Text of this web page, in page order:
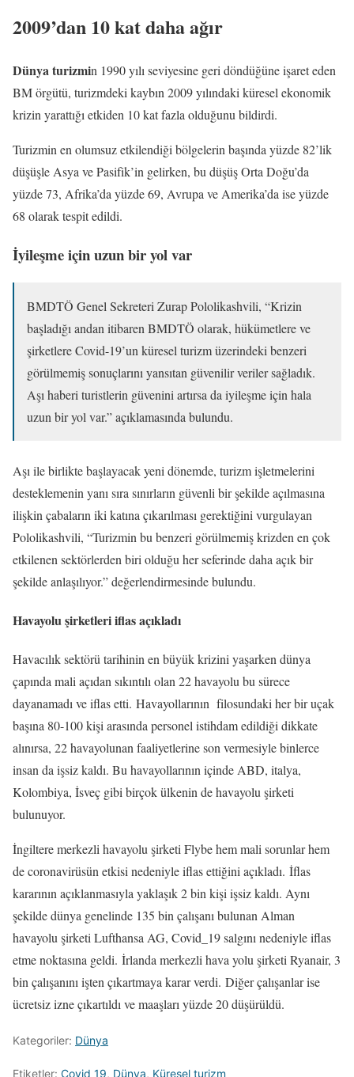
2009’dan 10 kat daha ağır
Dünya turizmin 1990 yılı seviyesine geri döndüğüne işaret eden
BM örgütü, turizmdeki kaybın 2009 yılındaki küresel ekonomik
krizin yarattığı etkiden 10 kat fazla olduğunu bildirdi.
Turizmin en olumsuz etkilendiği bölgelerin başında yüzde 82’lik
düşüşle Asya ve Pasifik’in gelirken, bu düşüş Orta Doğu’da
yüzde 73, Afrika’da yüzde 69, Avrupa ve Amerika’da ise yüzde
68 olarak tespit edildi.
İyileşme için uzun bir yol var
BMDTÖ Genel Sekreteri Zurap Pololikashvili, “Krizin
başladığı andan itibaren BMDTÖ olarak, hükümetlere ve
şirketlere Covid-19’un küresel turizm üzerindeki benzeri
görülmemiş sonuçlarını yansıtan güvenilir veriler sağladık.
Aşı haberi turistlerin güvenini artırsa da iyileşme için hala
uzun bir yol var.” açıklamasında bulundu.
Aşı ile birlikte başlayacak yeni dönemde, turizm işletmelerini
desteklemenin yanı sıra sınırların güvenli bir şekilde açılmasına
ilişkin çabaların iki katına çıkarılması gerektiğini vurgulayan
Pololikashvili, “Turizmin bu benzeri görülmemiş krizden en çok
etkilenen sektörlerden biri olduğu her seferinde daha açık bir
şekilde anlaşılıyor.” değerlendirmesinde bulundu.
Havayolu şirketleri iflas açıkladı
Havacılık sektörü tarihinin en büyük krizini yaşarken dünya
çapında mali açıdan sıkıntılı olan 22 havayolu bu sürece
dayanamadı ve iflas etti. Havayollarının filosundaki her bir uçak
başına 80-100 kişi arasında personel istihdam edildiği dikkate
alınırsa, 22 havayolunan faaliyetlerine son vermesiyle binlerce
insan da işsiz kaldı. Bu havayollarının içinde ABD, italya,
Kolombiya, İsveç gibi birçok ülkenin de havayolu şirketi
bulunuyor.
İngiltere merkezli havayolu şirketi Flybe hem mali sorunlar hem
de coronavirüsün etkisi nedeniyle iflas ettiğini açıkladı. İflas
kararının açıklanmasıyla yaklaşık 2 bin kişi işsiz kaldı. Aynı
şekilde dünya genelinde 135 bin çalışanı bulunan Alman
havayolu şirketi Lufthansa AG, Covid_19 salgını nedeniyle iflas
etme noktasına geldi. İrlanda merkezli hava yolu şirketi Ryanair, 3
bin çalışanını işten çıkartmaya karar verdi. Diğer çalışanlar ise
ücretsiz izne çıkartıldı ve maaşları yüzde 20 düşürüldü.
Kategoriler: Dünya
Etiketler: Covid_19, Dünya, Küresel turizm